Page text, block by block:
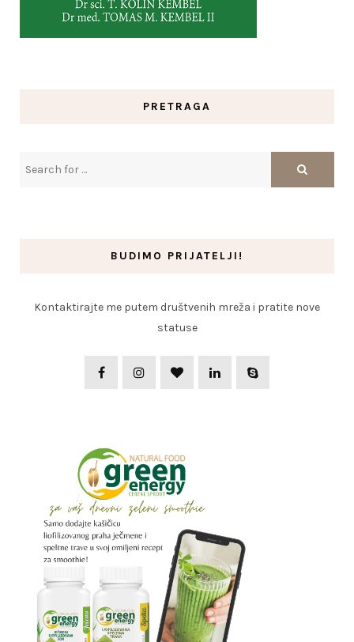
PRETRAGA
BUDIMO PRIJATELJI!
Kontaktirajte me putem društvenih mreža i pratite nove
statuse